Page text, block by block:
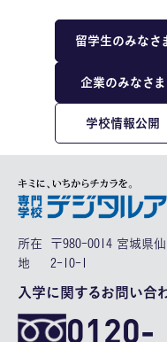
留学生のみなさ
企業のみなさま
学校情報公開
所在
地
〒980-0014 宮城県
2-10-1
入学に関するお問い合
0120-